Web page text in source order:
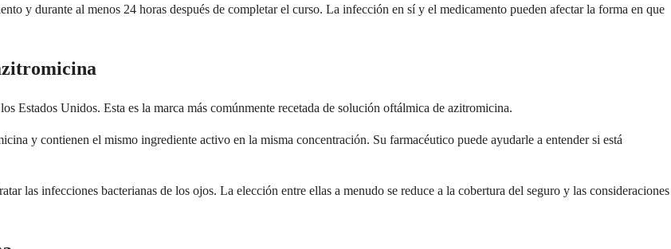
y durante al menos 24 horas después de completar el curso. La infección en sí y el medicamento pueden afectar la forma en que
Estados Unidos. Esta es la marca más comúnmente recetada de solución oftálmica de azitromicina.
y contienen el mismo ingrediente activo en la misma concentración. Su farmacéutico puede ayudarle a entender si está
las infecciones bacterianas de los ojos. La elección entre ellas a menudo se reduce a la cobertura del seguro y las consideraciones